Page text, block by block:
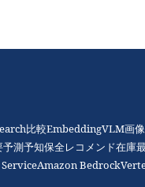
比較EmbeddingVLM画
予測予知保全レコメンド在庫
Amazon Bedrock